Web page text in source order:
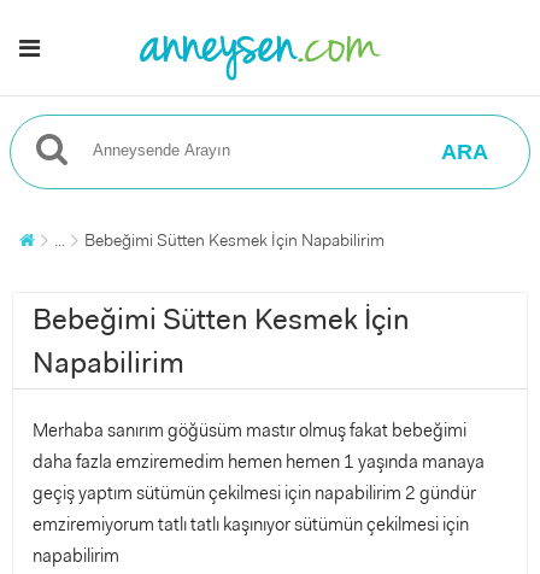
ARA
... Bebeğimi Sütten Kesmek İçin Napabilirim
Bebeğimi Sütten Kesmek İçin
Napabilirim
Merhaba sanırım göğüsüm mastır olmuş fakat bebeğimi
daha fazla emziremedim hemen hemen 1 yaşında manaya
geçiş yaptım sütümün çekilmesi için napabilirim 2 gündür
emziremiyorum tatlı tatlı kaşınıyor sütümün çekilmesi için
napabilirim